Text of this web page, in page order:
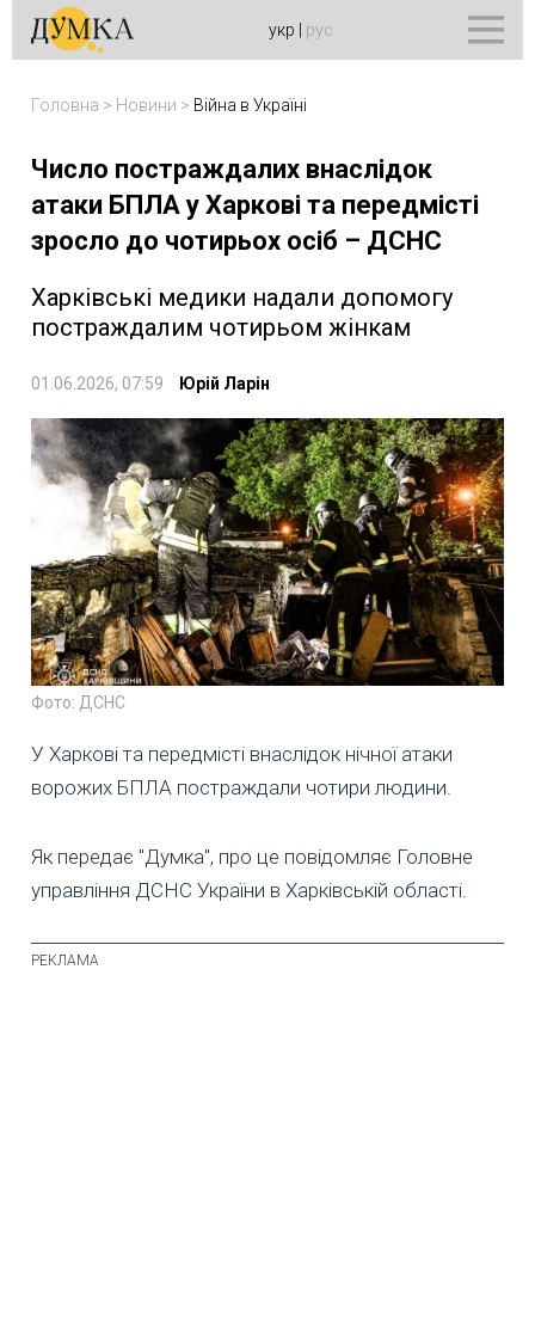
укр рус
Головна > Новини > Війна в Україні
Число постраждалих внаслідок
атаки БПЛА у Харкові та передмісті
зросло до чотирьох осіб – ДСНС
Харківські медики надали допомогу
постраждалим чотирьом жінкам
01.06.2026, 07:59 Юрій Ларін
Фото: ДСНС
У Харкові та передмісті внаслідок нічної атаки
ворожих БПЛА постраждали чотири людини.
Як передає "Думка", про це повідомляє Головне
управління ДСНС України в Харківській області.